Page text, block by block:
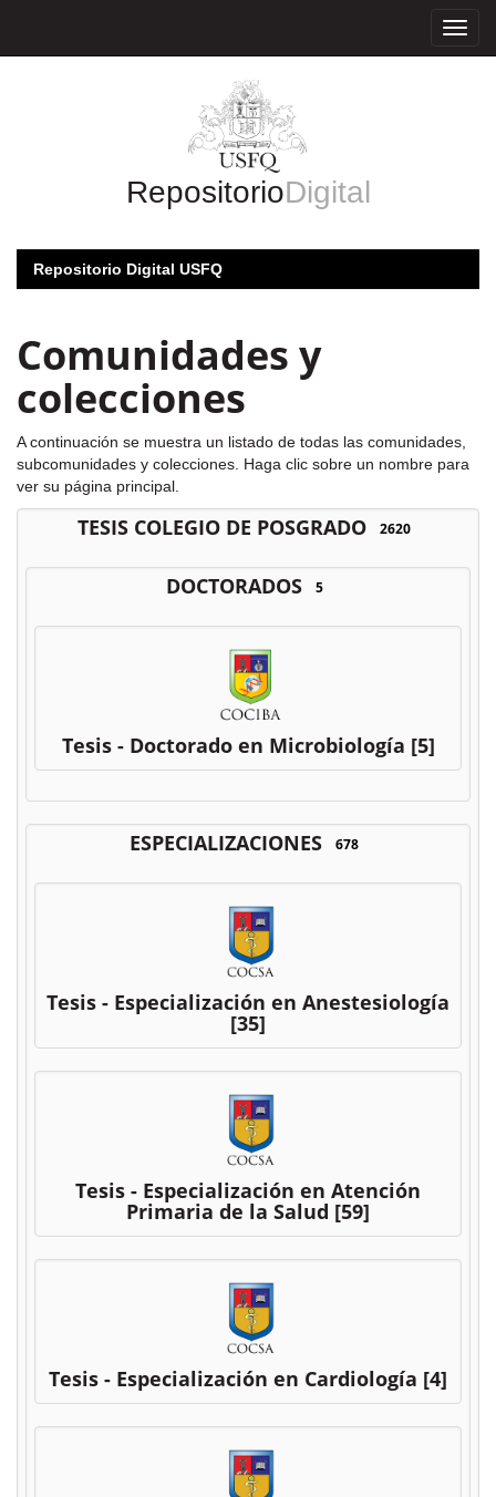
RepositorioDigital
Repositorio Digital USFQ
Comunidades y
colecciones
A continuación se muestra un listado de todas las comunidades,
subcomunidades y colecciones. Haga clic sobre un nombre para
ver su página principal.
TESIS COLEGIO DE POSGRADO 2620
DOCTORADOS 5
Tesis - Doctorado en Microbiología [5]
ESPECIALIZACIONES 678
Tesis - Especialización en Anestesiología
[35]
Tesis - Especialización en Atención
Primaria de la Salud [59]
Tesis - Especialización en Cardiología [4]